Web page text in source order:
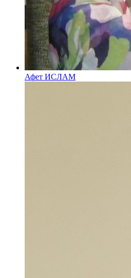
Афет ИСЛАМ